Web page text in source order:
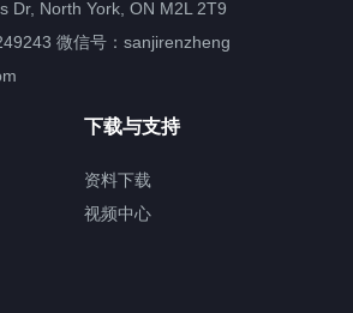
证程序费用
Dr, North York, ON M2L 2T9
微信号：sanjirenzheng
下载与支持
资料下载
视频中心